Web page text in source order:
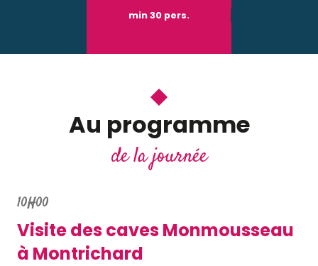
min 30 pers.
Au programme
de la journée
10H00
Visite des caves Monmousseau
à Montrichard